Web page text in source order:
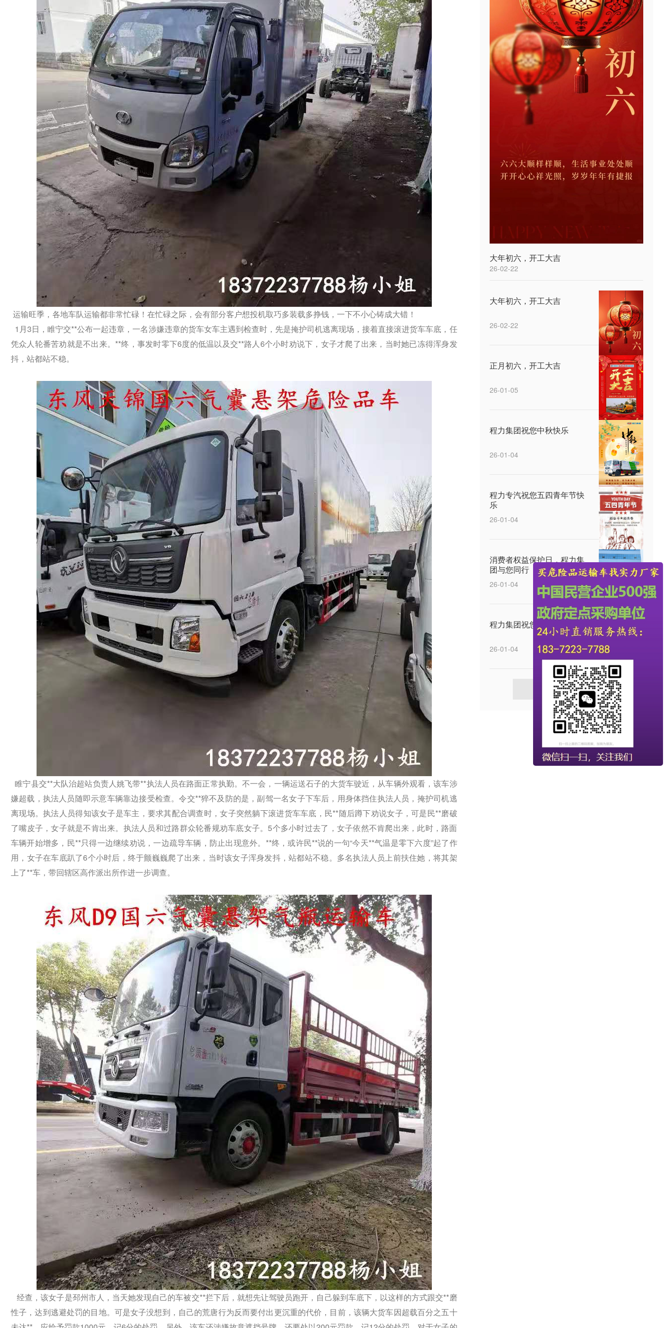
运输旺季，各地车队运输都非常忙碌！在忙碌之际，会有部分客户想投机取巧多装载多挣钱，一下不小心铸成大错！
1月3日，睢宁交**公布一起违章，一名涉嫌违章的货车女车主遇到检查时，先是掩护司机逃离现场，接着直接滚进货车车底，任
凭众人轮番苦劝就是不出来。**终，事发时零下6度的低温以及交**路人6个小时劝说下，女子才爬了出来，当时她已冻得浑身发
抖，站都站不稳。
睢宁县交**大队治超站负责人姚飞带**执法人员在路面正常执勤。不一会，一辆运送石子的大货车驶近，从车辆外观看，该车涉
嫌超载，执法人员随即示意车辆靠边接受检查。令交**猝不及防的是，副驾一名女子下车后，用身体挡住执法人员，掩护司机逃
离现场。执法人员得知该女子是车主，要求其配合调查时，女子突然躺下滚进货车车底，民**随后蹲下劝说女子，可是民**磨破
了嘴皮子，女子就是不肯出来。执法人员和过路群众轮番规劝车底女子。5个多小时过去了，女子依然不肯爬出来，此时，路面
车辆开始增多，民**只得一边继续劝说，一边疏导车辆， 防止出现意外。**终，或许民**说的一句“今天**气温是零下六度”起了作
用，女子在车底趴了6个小时后，终于颤巍巍爬了出来，当时该女子浑身发抖，站都站不稳。多名执法人员上前扶住她，将其架
上了**车，带回辖区高作派出所作进一步调查。
经查，该女子是邳州市人，当天她发现自己的车被交**拦下后，就想先让驾驶员跑开，自己躲到车底下，以这样的方式跟交**磨
性子，达到逃避处罚的目地。可是女子没想到，自己的荒唐行为反而要付出更沉重的代价，目前，该辆大货车因超载百分之五十
大年初六，开工大吉
26-02-22
大年初六，开工大吉
26-02-22
正月初六，开工大吉
26-01-05
程力集团祝您中秋快乐
26-01-04
程力专汽祝您五四青年节快
乐
26-01-04
消费者权益保护日，程力集
团与您同行
26-01-04
程力集团祝您元宵节快乐
26-01-04
查看更多